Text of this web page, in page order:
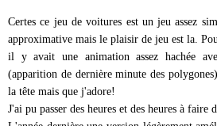
Certes ce jeu de voitures est un jeu assez
approximative mais le plaisir de jeu est la.
il y avait une animation assez hachée
(apparition de dernière minute des
la tête mais que j'adore!
J'ai pu passer des heures et des heures à faire